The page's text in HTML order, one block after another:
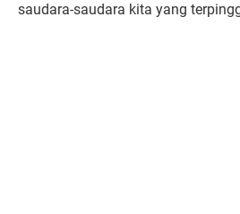
saudara-saudara kita yang